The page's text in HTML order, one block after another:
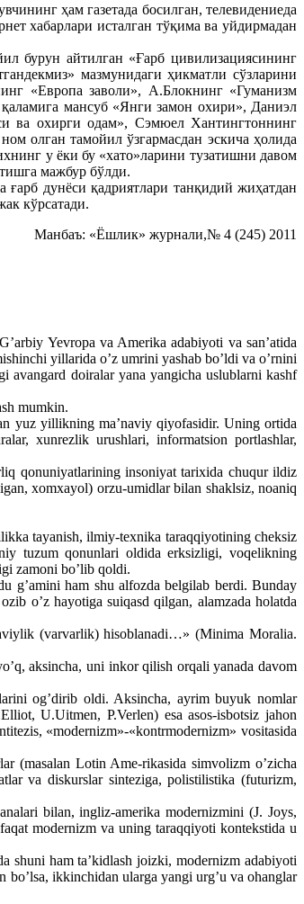
ҳам газетада босилган, телевидениеда
хабарлари исталган тўқима ва уйдирмадан
бурун айтилган «Ғарб цивилизациясининг
мазмунидаги ҳикматли сўзларини
«Европа заволи», А.Блокнинг «Гуманизм
мансуб «Янги замон охири», Даниэл
ва охирги одам», Сэмюел Хантингтоннинг
олган тамойил ўзгармасдан эскича ҳолида
у ёки бу «хато»ларини тузатишни давом
мажбур бўлди.
дунёси қадриятлари танқидий жиҳатдан
кўрсатади.
Манбаъ: «Ёшлик» журнали,№ 4 (245) 2011
Yevropa va Amerika adabiyoti va san’atida
yillarida o’z umrini yashab bo’ldi va o’rnini
avangard doiralar yana yangicha uslublarni kashf
mumkin.
yuz yillikning ma’naviy qiyofasidir. Uning ortida
xunrezlik urushlari, informatsion portlashlar,
qonuniyatlarining insoniyat tarixida chuqur ildiz
xomxayol) orzu-umidlar bilan shaklsiz, noaniq
tayanish, ilmiy-texnika taraqqiyotining cheksiz
tuzum qonunlari oldida erksizligi, voqelikning
zamoni bo’lib qoldi.
g’amini ham shu alfozda belgilab berdi. Bunday
o’z hayotiga suiqasd qilgan, alamzada holatda
(varvarlik) hisoblanadi…» (Minima Moralia.
aksincha, uni inkor qilish orqali yanada davom
og’dirib oldi. Aksincha, ayrim buyuk nomlar
U.Uitmen, P.Verlen) esa asos-isbotsiz jahon
«modernizm»-«kontrmodernizm» vositasida
(masalan Lotin Ame-rikasida simvolizm o’zicha
va diskurslar sinteziga, polistilistika (futurizm,
bilan, ingliz-amerika modernizmini (J. Joys,
modernizm va uning taraqqiyoti kontekstida u
shuni ham ta’kidlash joizki, modernizm adabiyoti
ikkinchidan ularga yangi urg’u va ohanglar